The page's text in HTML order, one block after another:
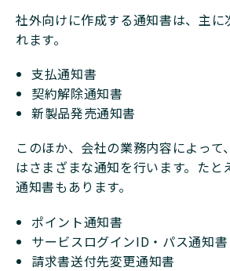
社外向けに作成する通知書は、主に
れます。
支払通知書
契約解除通知書
新製品発売通知書
このほか、会社の業務内容によって
はさまざまな通知を行います。たと
通知書もあります。
ポイント通知書
サービスログインID・パス通知書
請求書送付先変更通知書